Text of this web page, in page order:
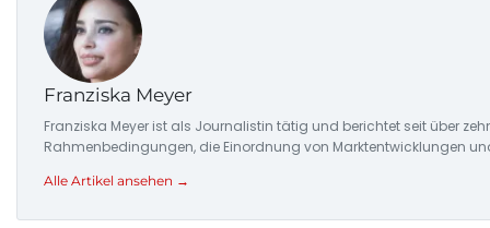
Franziska Meyer
Franziska Meyer ist als Journalistin tätig und berichtet seit über
Rahmenbedingungen, die Einordnung von Marktentwicklungen
Alle Artikel ansehen →